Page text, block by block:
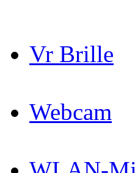
Vr Brille
Webcam